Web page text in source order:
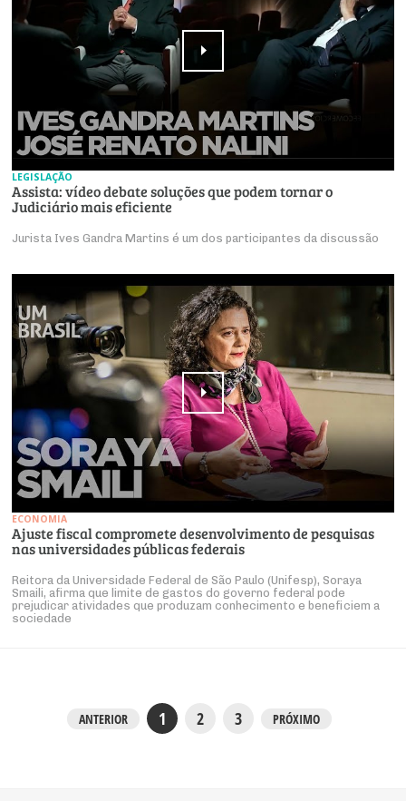
LEGISLAÇÃO
Assista: vídeo debate soluções que podem tornar o
Judiciário mais eficiente
Jurista Ives Gandra Martins é um dos participantes da discussão
ECONOMIA
Ajuste fiscal compromete desenvolvimento de pesquisas
nas universidades públicas federais
Reitora da Universidade Federal de São Paulo (Unifesp), Soraya
Smaili, afirma que limite de gastos do governo federal pode
prejudicar atividades que produzam conhecimento e beneficiem a
sociedade
ANTERIOR 1 2 3 PRÓXIMO